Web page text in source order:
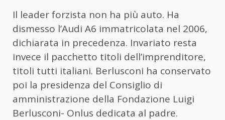
Il leader forzista non ha più auto. Ha
dismesso l’Audi A6 immatricolata nel 2006,
dichiarata in precedenza. Invariato resta
invece il pacchetto titoli dell’imprenditore,
titoli tutti italiani. Berlusconi ha conservato
poi la presidenza del Consiglio di
amministrazione della Fondazione Luigi
Berlusconi- Onlus dedicata al padre.